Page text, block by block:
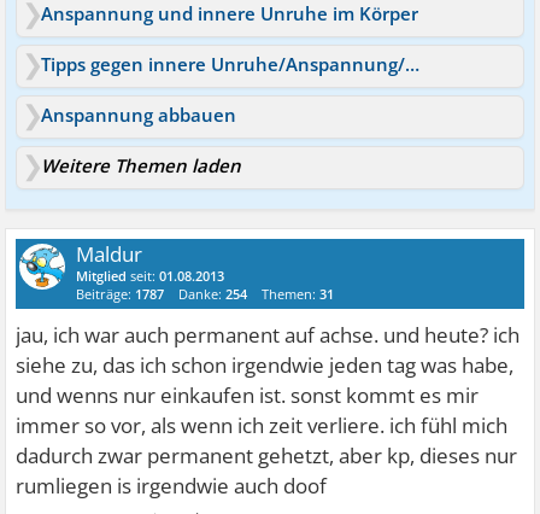
Anspannung und innere Unruhe im Körper
Tipps gegen innere Unruhe/Anspannung/Gefühl zu platzen?
Anspannung abbauen
Weitere Themen laden
Maldur
Mitglied seit:01.08.2013
Beiträge: 1787 Danke:254 Themen:31
jau, ich war auch permanent auf achse. und heute? ich
siehe zu, das ich schon irgendwie jeden tag was habe,
und wenns nur einkaufen ist. sonst kommt es mir
immer so vor, als wenn ich zeit verliere. ich fühl mich
dadurch zwar permanent gehetzt, aber kp, dieses nur
rumliegen is irgendwie auch doof